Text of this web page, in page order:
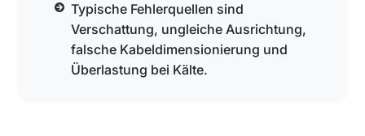
Typische Fehlerquellen sind
Verschattung, ungleiche Ausrichtung,
falsche Kabeldimensionierung und
Überlastung bei Kälte.